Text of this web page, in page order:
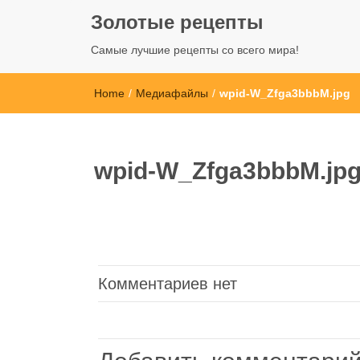
Золотые рецепты
Самые лучшие рецепты со всего мира!
Home / Медиафайлы / wpid-W_Zfga3bbbM.jpg
wpid-
Комментариев нет